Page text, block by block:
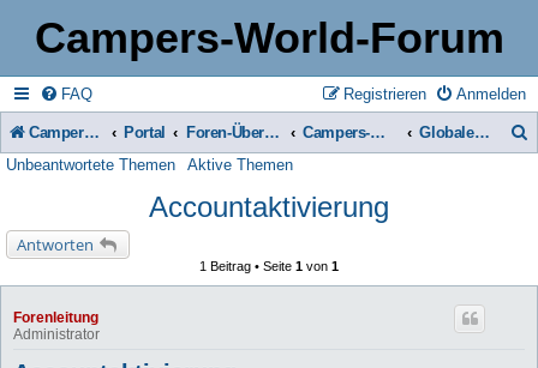
Campers-World-Forum
FAQ Anmelden
Registrieren
Campers-World-Forum Portal Foren-Übersicht Campers-World-Forum Intern Globale Bekanntmachungen
Unbeantwortete Themen Aktive Themen
Accountaktivierung
Antworten
1 Beitrag • Seite 1 von 1
Forenleitung
Administrator